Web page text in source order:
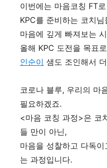
이번에는 마음코칭 FT
KPC를 준비하는 코치
마음에 깊게 빠져보는
올해 KPC 도전을 목표
인순이 샘도 조인해서
코로나 블루, 우리의 마
필요하겠죠.
<마음 코칭 과정>은 코
들 만이 아닌,
마음을 성찰하고 다독
는 과정입니다.